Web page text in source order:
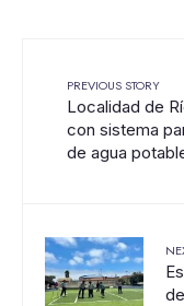
PREVIOUS STORY
Localidad de
con sistema
de agua